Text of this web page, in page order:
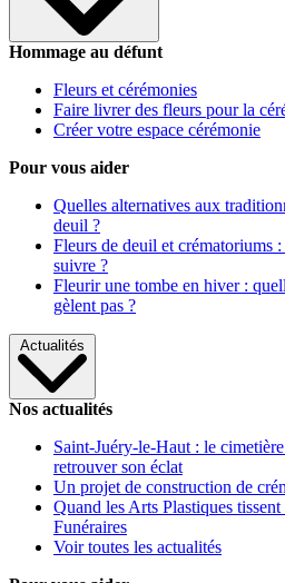
Hommage au défunt
Fleurs et cérémonies
Faire livrer des fleurs pour la
Créer votre espace cérémonie
Pour vous aider
Quelles alternatives aux
deuil ?
Fleurs de deuil et crématoriums
suivre ?
Fleurir une tombe en hiver :
gèlent pas ?
Actualités
Nos actualités
Saint-Juéry-le-Haut : le
retrouver son éclat
Un projet de construction de
Quand les Arts Plastiques
Funéraires
Voir toutes les actualités